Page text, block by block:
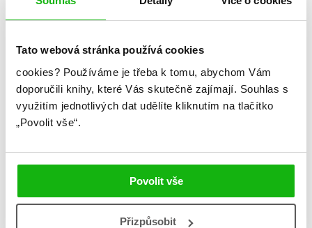
Tato webová stránka používá cookies
cookies? Používáme je třeba k tomu, abychom Vám
doporučili knihy, které Vás skutečně zajímají. Souhlas s
využitím jednotlivých dat udělíte kliknutím na tlačítko
„Povolit vše“.
Povolit vše
Přizpůsobit
Hmotnost 0,82 kg
Jazyk čeština
Řady
EAN 9788025244340
12
Edice Hokej